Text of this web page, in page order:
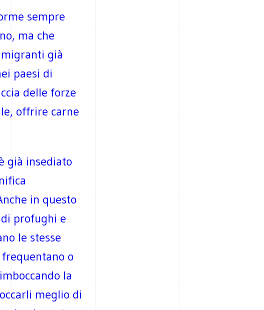
sempre
ma che
già
paesi di
delle forze
offrire carne
già insediato
in questo
profughi e
le stesse
o
la
meglio di